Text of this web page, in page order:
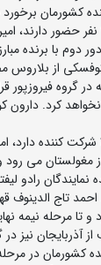
کشورمان
در وزن 92 کیلوگرم که 26 نفر
دوم با برنده
از بلاروس
گروه فیروزپور
کرد. دارون
در وزن 97 کیلوگرم که 29
از مغولستان می
رادو
تاج الدینوف
و تا مرحله نیمه
آذربایجان نیز در
کشورمان در